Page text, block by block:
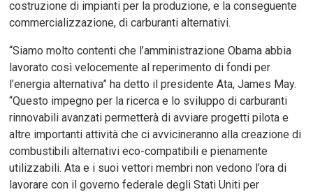
costruzione di impianti per la produzione, e la conseguente
commercializzazione, di carburanti alternativi.
“Siamo molto contenti che l’amministrazione Obama abbia
lavorato così velocemente al reperimento di fondi per
l’energia alternativa” ha detto il presidente Ata, James May.
“Questo impegno per la ricerca e lo sviluppo di carburanti
rinnovabili avanzati permetterà di avviare progetti pilota e
altre importanti attività che ci avvicineranno alla creazione di
combustibili alternativi eco-compatibili e pienamente
utilizzabili. Ata e i suoi vettori membri non vedono l’ora di
lavorare con il governo federale degli Stati Uniti per